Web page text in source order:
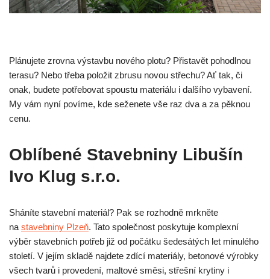
Plánujete zrovna výstavbu nového plotu? Přistavět pohodlnou
terasu? Nebo třeba položit zbrusu novou střechu? Ať tak, či
onak, budete potřebovat spoustu materiálu i dalšího vybavení.
My vám nyní povíme, kde seženete vše raz dva a za pěknou
cenu.
Oblíbené Stavebniny Libušín
Ivo Klug s.r.o.
Sháníte stavební materiál? Pak se rozhodně mrkněte
na stavebniny Plzeň. Tato společnost poskytuje komplexní
výběr stavebních potřeb již od počátku šedesátých let minulého
století. V jejím skladě najdete zdící materiály, betonové výrobky
všech tvarů i provedení, maltové směsi, střešní krytiny i